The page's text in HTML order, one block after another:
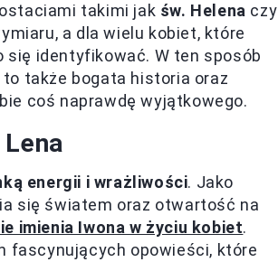
takimi jak św. Helena czy
a dla wielu kobiet, które
się identyfikować. W ten sposób
także bogata historia oraz
coś naprawdę wyjątkowego.
energii i wrażliwości. Jako
się światem oraz otwartość na
imienia Iwona w życiu kobiet.
fascynujących opowieści, które